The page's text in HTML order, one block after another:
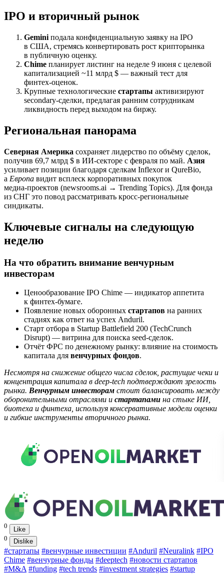
IPO и вторичный рынок
Gemini подала конфиденциальную заявку на IPO
в США, стремясь конвертировать рост крипторынка
в публичную оценку.
Chime планирует листинг на неделе 9 июня с целевой
капитализацией ~11 млрд $ — важный тест для
финтех‑оценок.
Крупные технологические стартапы активизируют
secondary‑сделки, предлагая ранним сотрудникам
ликвидность перед выходом на биржу.
Региональная панорама
Северная Америка сохраняет лидерство по объёму сделок,
получив 69,7 млрд $ в ИИ‑секторе с февраля по май. Азия
усиливает позиции благодаря сделкам Inflexor и QureBio,
а Европа видит всплеск корпоративных покупок
медиа‑проектов (newsrooms.ai → Trending Topics). Для фонда
из СНГ это повод рассматривать кросс‑региональные
синдикаты.
Ключевые сигналы на следующую
неделю
На что обратить внимание венчурным
инвесторам
Ценообразование IPO Chime — индикатор аппетита
к финтех‑бумаге.
Появление новых оборонных стартапов на ранних
стадиях как ответ на успех Anduril.
Старт отбора в Startup Battlefield 200 (TechCrunch
Disrupt) — витрина для поиска seed‑сделок.
Отчёт ФРС по денежному рынку: влияние на стоимость
капитала для венчурных фондов.
Несмотря на снижение общего числа сделок, растущие чеки и
концентрация капитала в deep‑tech подтверждают зрелость
рынка. Венчурным инвесторам стоит балансировать между
оборонительными отраслями и стартапами на стыке ИИ,
биотеха и финтеха, используя консервативные модели оценки
и гибкие инструменты вторичного рынка.
0
Like
0
Dislike
#стартапы #венчурные инвестиции #Anduril #Neuralink #IPO
Chime #венчурные фонды #deeptech #новости стартапов
#M&A #funding #tech trends #investment strategies #startup